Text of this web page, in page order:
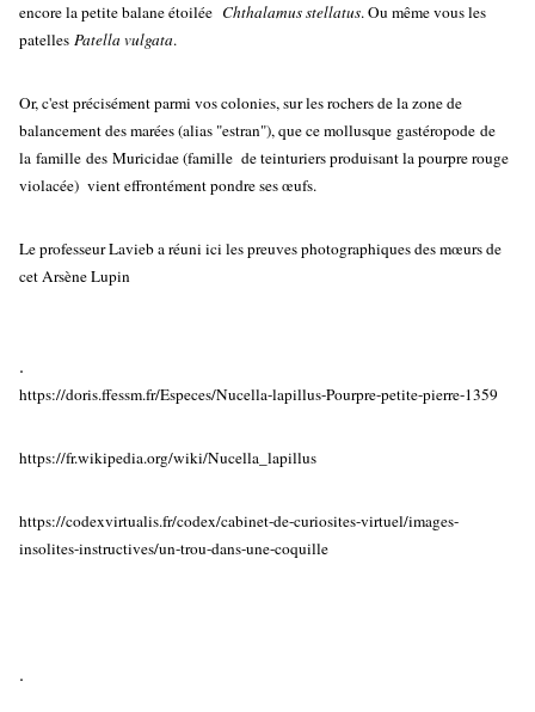
encore la petite balane étoilée Chthalamus stellatus. Ou même vous les
patelles Patella vulgata.
Or, c'est précisément parmi vos colonies, sur les rochers de la zone de
balancement des marées (alias "estran"), que ce mollusque gastéropode de
la famille des Muricidae (famille de teinturiers produisant la pourpre rouge
violacée) vient effrontément pondre ses œufs.
Le professeur Lavieb a réuni ici les preuves photographiques des mœurs de
cet Arsène Lupin
.
https://doris.ffessm.fr/Especes/Nucella-lapillus-Pourpre-petite-pierre-1359
https://fr.wikipedia.org/wiki/Nucella_lapillus
https://codexvirtualis.fr/codex/cabinet-de-curiosites-virtuel/images-
insolites-instructives/un-trou-dans-une-coquille
.